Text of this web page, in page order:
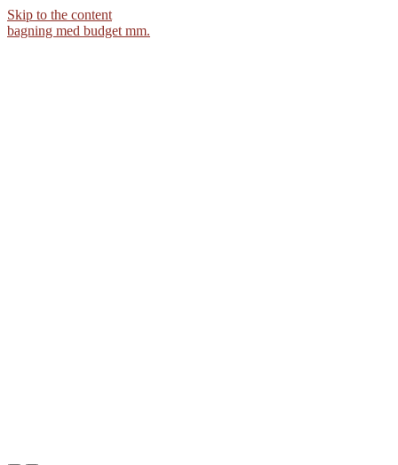
Skip to the content
bagning med budget mm.